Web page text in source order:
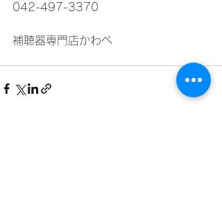
042-497-3370
補聴器専門店かわべ